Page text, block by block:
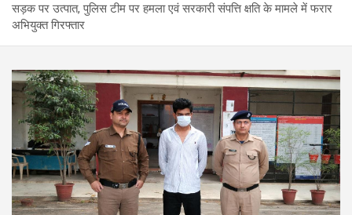
सड़क पर उत्पात, पुलिस टीम पर हमला एवं सरकारी संपत्ति क्षति के मामले में फरार
अभियुक्त गिरफ्तार